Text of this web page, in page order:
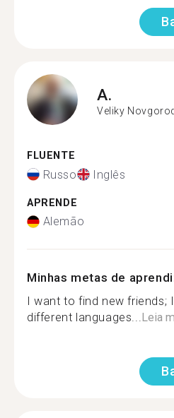
A.
Veliky
FLUENTE
Russo Inglês
APRENDE
Alemão
Minhas metas de
I want to find new friends;
different languages...Leia